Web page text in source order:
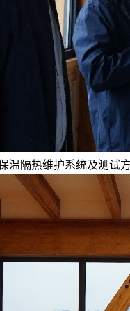
温隔热维护系统及测试